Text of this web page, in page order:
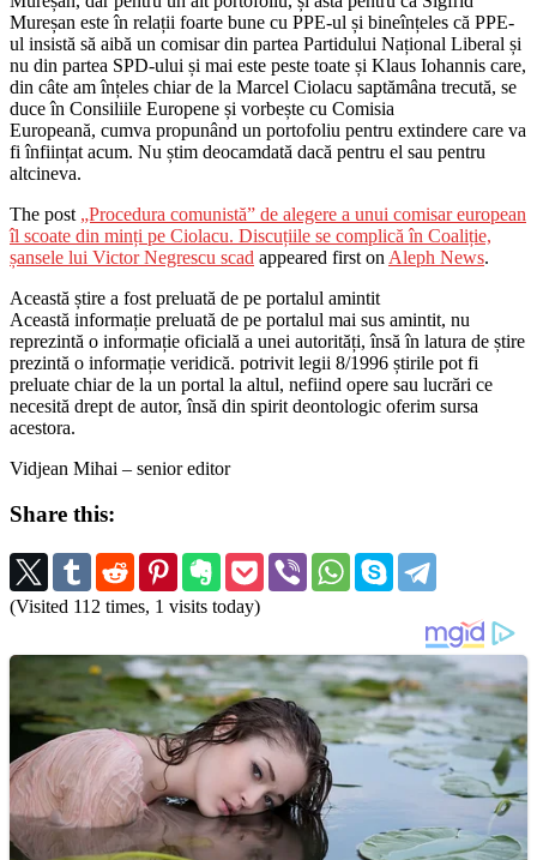
Mureșan este în relații foarte bune cu PPE-ul și bineînțeles că PPE-
ul insistă să aibă un comisar din partea Partidului Național Liberal și
nu din partea SPD-ului și mai este peste toate și Klaus Iohannis care,
din câte am înțeles chiar de la Marcel Ciolacu saptămâna trecută, se
duce în Consiliile Europene și vorbește cu Comisia
Europeană, cumva propunând un portofoliu pentru extindere care va
fi înființat acum. Nu știm deocamdată dacă pentru el sau pentru
altcineva.
The post „Procedura comunistă” de alegere a unui comisar european
îl scoate din minți pe Ciolacu. Discuțiile se complică în Coaliție,
șansele lui Victor Negrescu scad appeared first on Aleph News.
Această știre a fost preluată de pe portalul amintit
Această informație preluată de pe portalul mai sus amintit, nu
reprezintă o informație oficială a unei autorități, însă în latura de știre
prezintă o informație veridică. potrivit legii 8/1996 știrile pot fi
preluate chiar de la un portal la altul, nefiind opere sau lucrări ce
necesită drept de autor, însă din spirit deontologic oferim sursa
acestora.
Vidjean Mihai – senior editor
Share this:
(Visited 112 times, 1 visits today)